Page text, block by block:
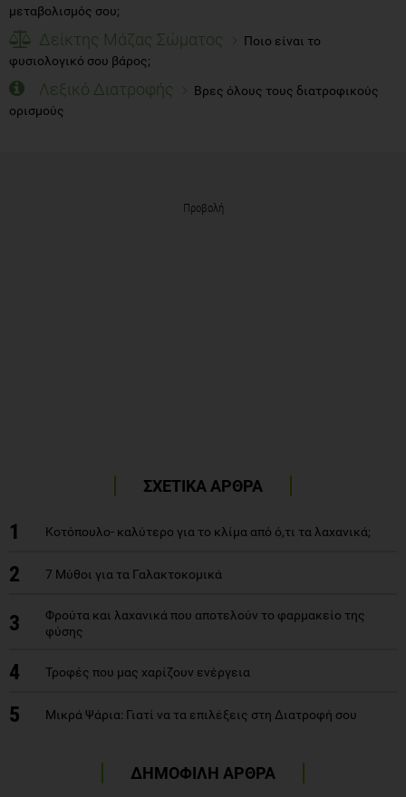
μεταβολισμός σου;
Δείκτης Μάζας Σώματος
Ποιο είναι το
φυσιολογικό σου βάρος;
Λεξικό Διατροφής
Βρες όλους τους διατροφικούς
ορισμούς
Προβολή
ΣΧΕΤΙΚΑ ΑΡΘΡΑ
1 Kοτόπουλο- καλύτερο για το κλίμα από ό,τι τα λαχανικά;
2 7 Μύθοι για τα Γαλακτοκομικά
3
Φρούτα και λαχανικά που αποτελούν το φαρμακείο της
φύσης
4 Τροφές που μας χαρίζουν ενέργεια
5 Μικρά Ψάρια: Γιατί να τα επιλέξεις στη Διατροφή σου
ΔΗΜΟΦΙΛΗ ΑΡΘΡΑ